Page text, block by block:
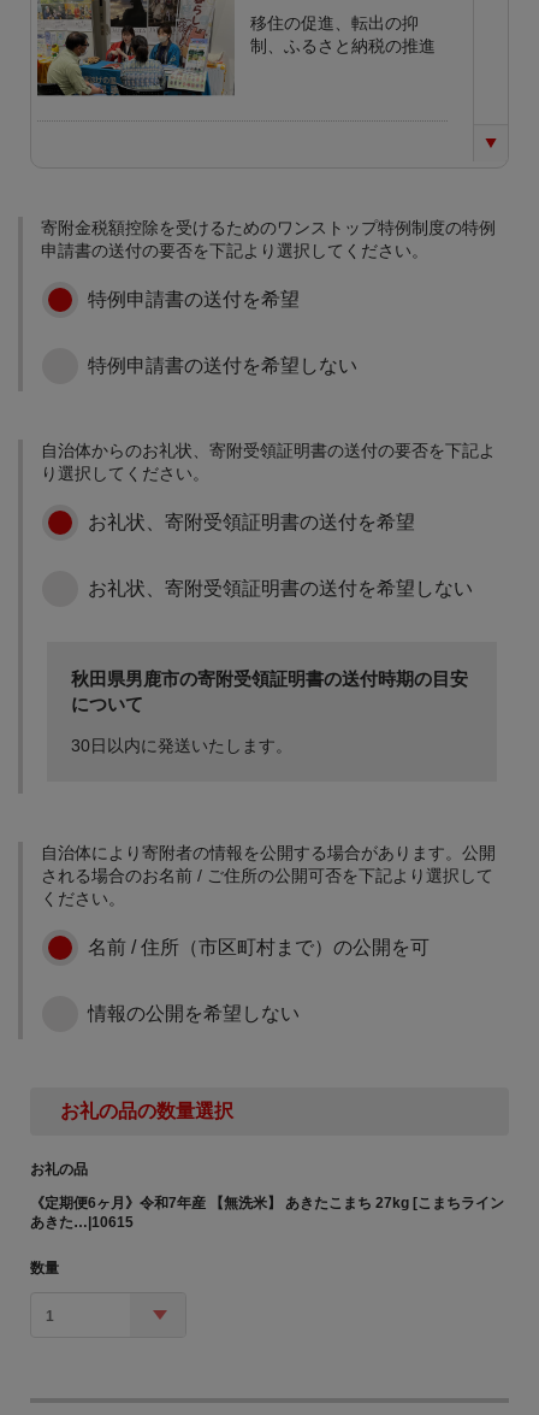
移住の促進、転出の抑
制、ふるさと納税の推進
結婚・出産支援、子育て
支援、学校教育の充実
りと地域コミュニティの
新たなビジネスチャレン
域産品の販路拡大に向け
業者に対し支援を行いま
市長が選ぶ取組みのため
に
寄附金税額控除を受けるためのワンストップ特例制度の特例
申請書の送付の要否を下記より選択してください。
特例申請書の送付を希望
特例申請書の送付を希望しない
自治体からのお礼状、寄附受領証明書の送付の要否を下記よ
り選択してください。
お礼状、寄附受領証明書の送付を希望
お礼状、寄附受領証明書の送付を希望しない
秋田県男鹿市の寄附受領証明書の送付時期の目安
について
30日以内に発送いたします。
自治体により寄附者の情報を公開する場合があります。公開
される場合のお名前 / ご住所の公開可否を下記より選択して
ください。
名前 / 住所（市区町村まで）の公開を可
情報の公開を希望しない
お礼の品の数量選択
お礼の品
《定期便6ヶ月》令和7年産 【無洗米】 あきたこまち 27kg [こまちライン
あきた…|10615
数量
1